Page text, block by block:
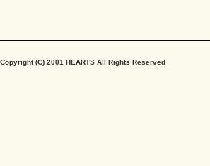
Copyright (C) 2001 HEARTS All Rights Reserved